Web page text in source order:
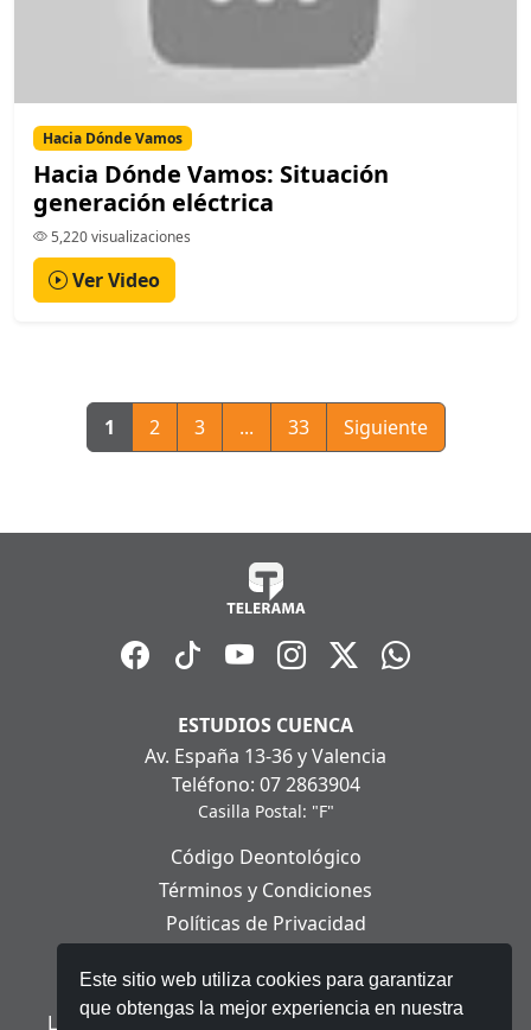
Este sitio web utiliza cookies para garantizar
que obtengas la mejor experiencia en nuestra
Hacia Dónde Vamos
Hacia Dónde Vamos: Situación
generación eléctrica
5,220 visualizaciones
Ver Video
1 2 3 ... 33 Siguiente
ESTUDIOS CUENCA
Av. España 13-36 y Valencia
Teléfono: 07 2863904
Casilla Postal: "F"
Código Deontológico
Términos y Condiciones
Políticas de Privacidad
Aviso Legal
Ley Orgánica de Protección de Datos Personales